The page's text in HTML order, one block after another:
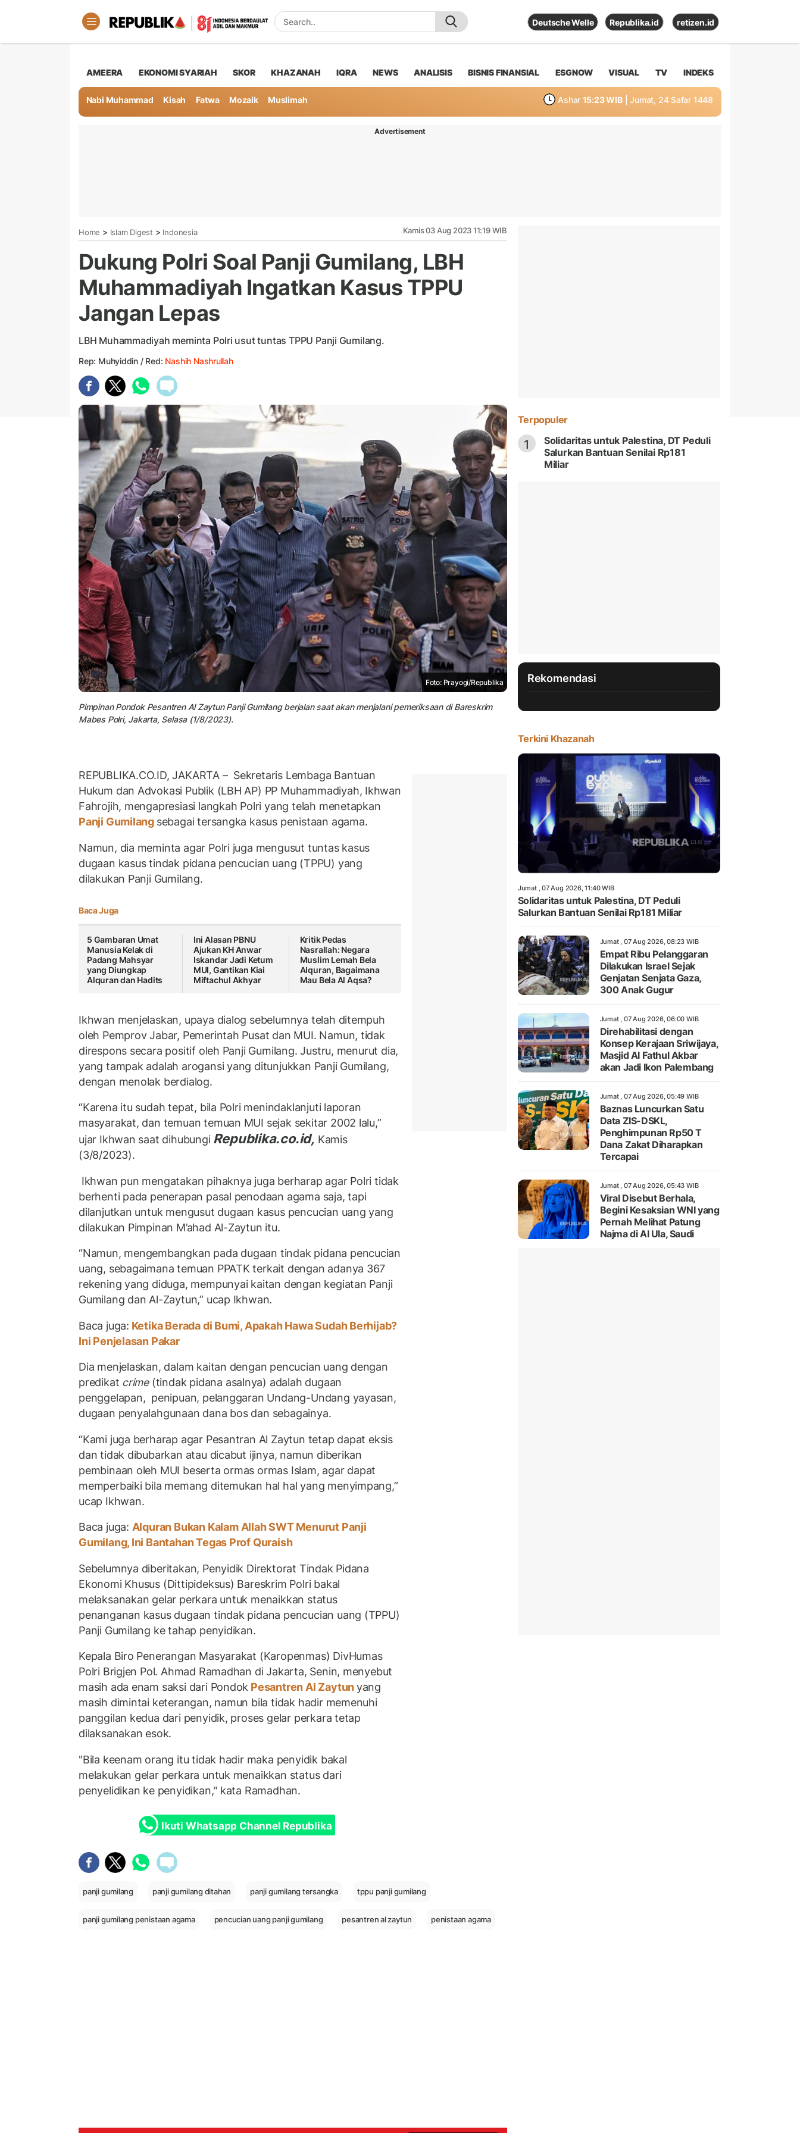
Deutsche Welle Republika.id retizen.id
AMEERA EKONOMI SYARIAH SKOR KHAZANAH IQRA NEWS ANALISIS BISNIS FINANSIAL ESGNOW VISUAL TV INDEKS
Nabi Muhammad Kisah Fatwa Mozaik Muslimah Ashar 15:23 WIB | Jumat, 24 Safar 1448
Advertisement
Home > Islam Digest > Indonesia Kamis 03 Aug 2023 11:19 WIB
Dukung Polri Soal Panji Gumilang, LBH
Muhammadiyah Ingatkan Kasus TPPU
Jangan Lepas
LBH Muhammadiyah meminta Polri usut tuntas TPPU Panji Gumilang.
Rep: Muhyiddin / Red: Nashih Nashrullah
Foto: Prayogi/Republika
Pimpinan Pondok Pesantren Al Zaytun Panji Gumilang berjalan saat akan menjalani pemeriksaan di Bareskrim
Mabes Polri, Jakarta, Selasa (1/8/2023).
REPUBLIKA.CO.ID, JAKARTA – Sekretaris Lembaga Bantuan
Hukum dan Advokasi Publik (LBH AP) PP Muhammadiyah, Ikhwan
Fahrojih, mengapresiasi langkah Polri yang telah menetapkan
Panji Gumilang sebagai tersangka kasus penistaan agama.
Namun, dia meminta agar Polri juga mengusut tuntas kasus
dugaan kasus tindak pidana pencucian uang (TPPU) yang
dilakukan Panji Gumilang.
Baca Juga
5 Gambaran Umat
Manusia Kelak di
Padang Mahsyar
yang Diungkap
Alquran dan Hadits
Ini Alasan PBNU
Ajukan KH Anwar
Iskandar Jadi Ketum
MUI, Gantikan Kiai
Miftachul Akhyar
Kritik Pedas
Nasrallah: Negara
Muslim Lemah Bela
Alquran, Bagaimana
Mau Bela Al Aqsa?
Ikhwan menjelaskan, upaya dialog sebelumnya telah ditempuh
oleh Pemprov Jabar, Pemerintah Pusat dan MUI. Namun, tidak
direspons secara positif oleh Panji Gumilang. Justru, menurut dia,
yang tampak adalah arogansi yang ditunjukkan Panji Gumilang,
dengan menolak berdialog.
“Karena itu sudah tepat, bila Polri menindaklanjuti laporan
masyarakat, dan temuan temuan MUI sejak sekitar 2002 lalu,”
ujar Ikhwan saat dihubungi Republika.co.id, Kamis
(3/8/2023).
Ikhwan pun mengatakan pihaknya juga berharap agar Polri tidak
berhenti pada penerapan pasal penodaan agama saja, tapi
dilanjutkan untuk mengusut dugaan kasus pencucian uang yang
dilakukan Pimpinan M’ahad Al-Zaytun itu.
“Namun, mengembangkan pada dugaan tindak pidana pencucian
uang, sebagaimana temuan PPATK terkait dengan adanya 367
rekening yang diduga, mempunyai kaitan dengan kegiatan Panji
Gumilang dan Al-Zaytun,” ucap Ikhwan.
Baca juga: Ketika Berada di Bumi, Apakah Hawa Sudah Berhijab?
Ini Penjelasan Pakar
Dia menjelaskan, dalam kaitan dengan pencucian uang dengan
predikat crime(tindak pidana asalnya) adalah dugaan
penggelapan, penipuan, pelanggaran Undang-Undang yayasan,
dugaan penyalahgunaan dana bos dan sebagainya.
“Kami juga berharap agar Pesantran Al Zaytun tetap dapat eksis
dan tidak dibubarkan atau dicabut ijinya, namun diberikan
pembinaan oleh MUI beserta ormas ormas Islam, agar dapat
memperbaiki bila memang ditemukan hal hal yang menyimpang,”
ucap Ikhwan.
Baca juga: Alquran Bukan Kalam Allah SWT Menurut Panji
Gumilang, Ini Bantahan Tegas Prof Quraish
Sebelumnya diberitakan, Penyidik Direktorat Tindak Pidana
Ekonomi Khusus (Dittipideksus) Bareskrim Polri bakal
melaksanakan gelar perkara untuk menaikkan status
penanganan kasus dugaan tindak pidana pencucian uang (TPPU)
Panji Gumilang ke tahap penyidikan.
Kepala Biro Penerangan Masyarakat (Karopenmas) DivHumas
Polri Brigjen Pol. Ahmad Ramadhan di Jakarta, Senin, menyebut
masih ada enam saksi dari Pondok Pesantren Al Zaytunyang
masih dimintai keterangan, namun bila tidak hadir memenuhi
panggilan kedua dari penyidik, proses gelar perkara tetap
dilaksanakan esok.
"Bila keenam orang itu tidak hadir maka penyidik bakal
melakukan gelar perkara untuk menaikkan status dari
penyelidikan ke penyidikan," kata Ramadhan.
Ikuti Whatsapp Channel Republika
panji gumilang panji gumilang ditahan panji gumilang tersangka tppu panji gumilang
panji gumilang penistaan agama pencucian uang panji gumilang pesantren al zaytun penistaan agama
Terpopuler
1
Solidaritas untuk Palestina, DT Peduli
Salurkan Bantuan Senilai Rp181
Miliar
Rekomendasi
Terkini Khazanah
Jumat , 07 Aug 2026, 11:40 WIB
Solidaritas untuk Palestina, DT Peduli
Salurkan Bantuan Senilai Rp181 Miliar
Jumat , 07 Aug 2026, 08:23 WIB
Empat Ribu Pelanggaran
Dilakukan Israel Sejak
Genjatan Senjata Gaza,
300 Anak Gugur
Jumat , 07 Aug 2026, 06:00 WIB
Direhabilitasi dengan
Konsep Kerajaan Sriwijaya,
Masjid Al Fathul Akbar
akan Jadi Ikon Palembang
Jumat , 07 Aug 2026, 05:49 WIB
Baznas Luncurkan Satu
Data ZIS-DSKL,
Penghimpunan Rp50 T
Dana Zakat Diharapkan
Tercapai
Jumat , 07 Aug 2026, 05:43 WIB
Viral Disebut Berhala,
Begini Kesaksian WNI yang
Pernah Melihat Patung
Najma di Al Ula, Saudi